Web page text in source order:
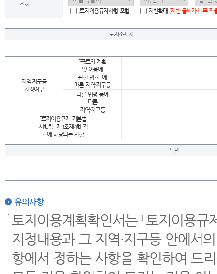
조회
토지이용규제사항 포함
지번확대 [지번 글씨가 너무 작
토지소재지
지역·지구등
지정여부
「국토의 계획
및 이용에
관한 법률 」에
따른 지역·지구등
다른 법령 등에
따른
지역·지구등
「토지이용규제 기본법
시행령」 제9조제4항 각
호에 해당되는 사항
도면
유의사항
토지이용계획확인서는 「토지이용
지정내용과 그 지역·지구등 안에서
항에서 정하는 사항을 확인하여 드